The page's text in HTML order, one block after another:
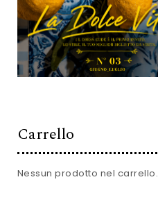
Carrello
Nessun prodotto nel carrello.